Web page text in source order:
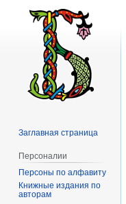
Заглавная страница
Персоналии
Персоны по алфавиту
Книжные издания по
авторам